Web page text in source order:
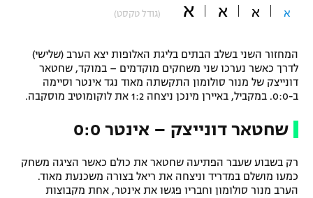
תקנון עבור פעילות אלקטרה
תקנון עבור פעילות ספורט 1 – "מרלן"
גיימינג E-Sports
תנאי שימוש
מדיניות פרטיות
כדורמים
בייסבול MLB
גיימינג E-Sports
א א א א (גודל טקסט)
המחזור השני בשלב הבתים בליגת האלופות יצא הערב (שלישי)
לדרך כאשר נערכו שני משחקים מוקדמים – במוקד, שחטאר
דונייצק של מנור סולומון התקשתה מאוד נגד אינטר וסיימה
ב-0:0. במקביל, באיירן מינכן ניצחה 1:2 את לוקומוטיב מוסקבה.
שחטאר דונייצק – אינטר 0:0
רק בשבוע שעבר הפתיעה שחטאר את כולם כאשר הציגה משחק
כמעו מושלם במדריד וניצחה את ריאל בצורה משכנעת מאוד.
הערב מנור סולומון וחבריו פגשו את אינטר, אחת מקבוצות